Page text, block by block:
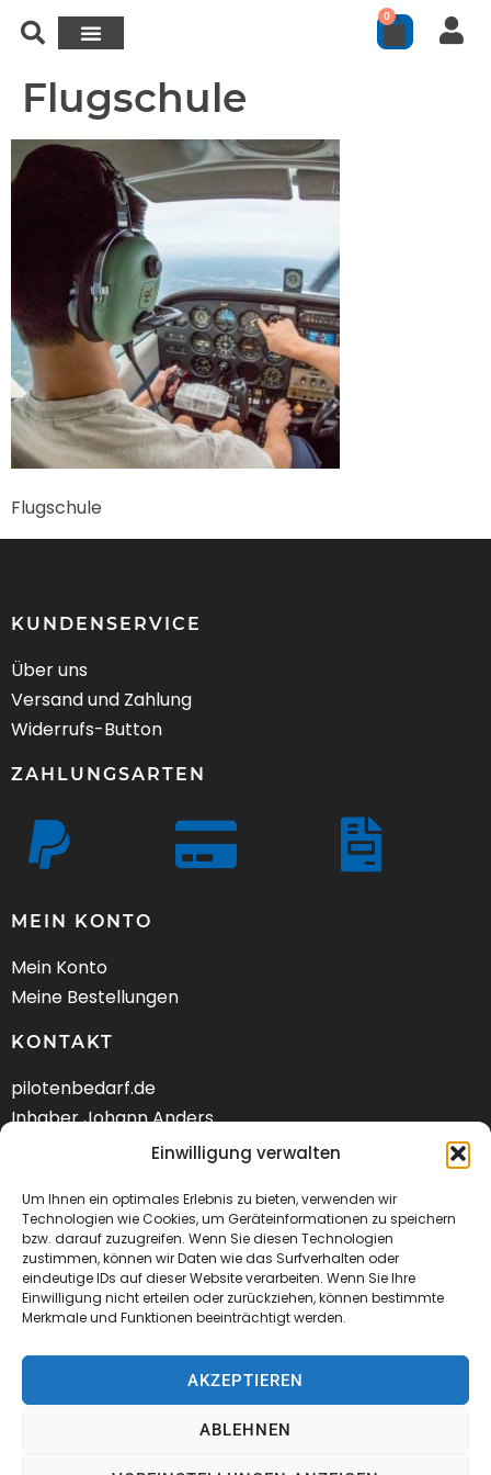
Einwilligung verwalten
Um Ihnen ein optimales Erlebnis zu bieten, verwenden wir
Technologien wie Cookies, um Geräteinformationen zu speichern
bzw. darauf zuzugreifen. Wenn Sie diesen Technologien
zustimmen, können wir Daten wie das Surfverhalten oder
eindeutige IDs auf dieser Website verarbeiten. Wenn Sie Ihre
Einwilligung nicht erteilen oder zurückziehen, können bestimmte
Merkmale und Funktionen beeinträchtigt werden.
AKZEPTIEREN
ABLEHNEN
0
Flugschule
Flugschule
KUNDENSERVICE
Über uns
Versand und Zahlung
Widerrufs-Button
ZAHLUNGSARTEN
MEIN KONTO
Mein Konto
Meine Bestellungen
KONTAKT
pilotenbedarf.de
Inhaber Johann Anders
Am Schwarzen Berg 58
Tel.: +49 (04141) 9288240
Mail:kontakt@pilotenbedarf.de
© 2026 Pilotenbedarf.de